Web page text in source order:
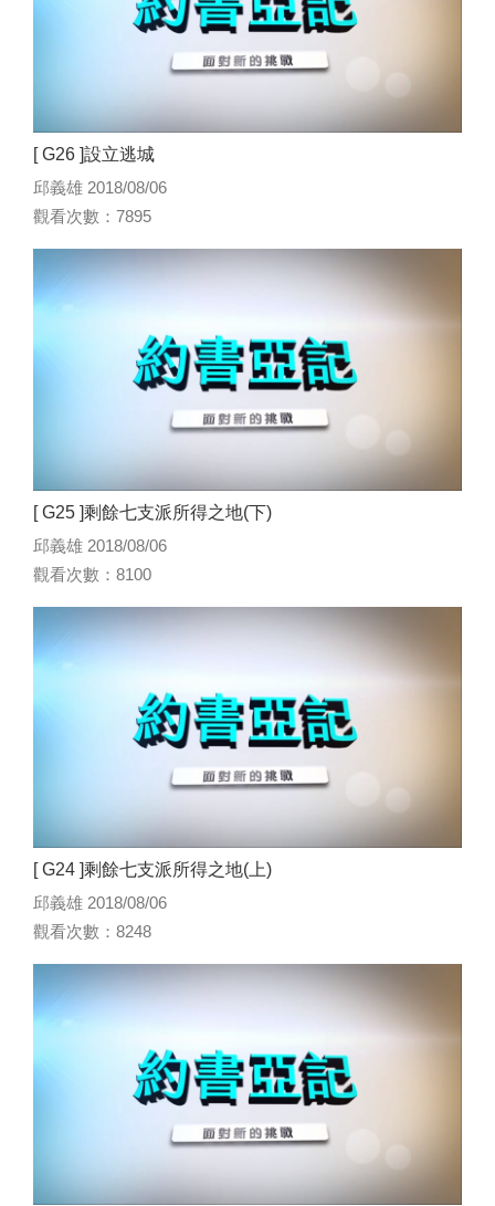
[ G26 ]設立逃城
邱義雄 2018/08/06
觀看次數：7895
[ G25 ]剩餘七支派所得之地(下)
邱義雄 2018/08/06
觀看次數：8100
[ G24 ]剩餘七支派所得之地(上)
邱義雄 2018/08/06
觀看次數：8248